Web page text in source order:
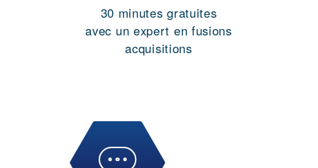
30 minutes gratuites
avec un expert en fusions
acquisitions